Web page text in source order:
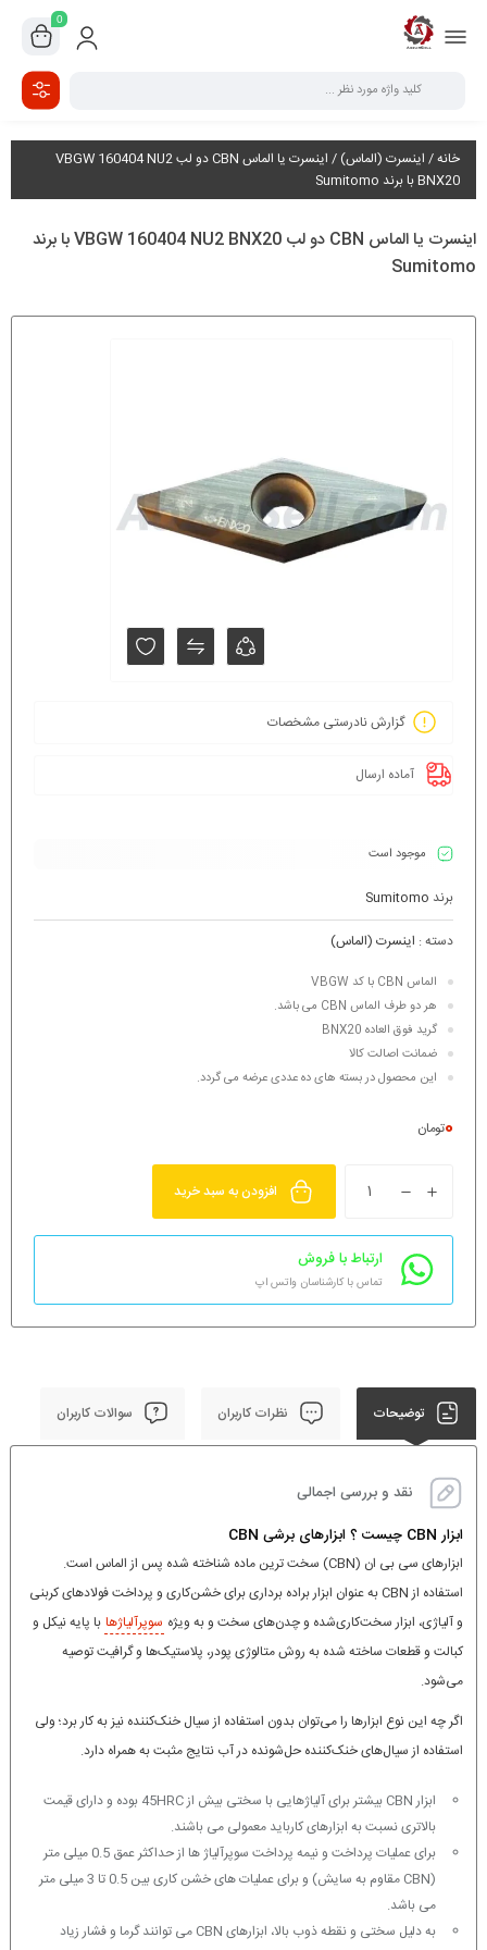
0
خانه/ اینسرت (الماس)
/ اینسرت یا الماس CBN دو لب VBGW 160404 NU2
BNX20 با برند Sumitomo
اینسرت یا الماس CBN دو لب VBGW 160404 NU2 BNX20 با برند
Sumitomo
گزارش نادرستی مشخصات
آماده ارسال
موجود است
برند Sumitomo
دسته : اینسرت (الماس)
الماس CBN با کد VBGW
هر دو طرف الماس CBN می باشد.
گرید فوق العاده BNX20
ضمانت اصالت کالا
این محصول در بسته های ده عددی عرضه می گردد.
0تومان
افزودن به سبد خرید
ارتباط با فروش
تماس با کارشناسان واتس اپ
توضیحات نظرات کاربران سوالات کاربران
نقد و بررسی اجمالی
ابزار CBN چیست ؟ ابزارهای برشی CBN
ابزارهای سی بی ان (CBN) سخت ترین ماده شناخته شده پس از الماس است.
استفاده از CBN به عنوان ابزار براده برداری برای خشن‌کاری و پرداخت فولادهای کربنی
و آلیاژی، ابزار سخت‌کاری‌شده و چدن‌های سخت و به ویژه سوپرآلیاژها با پایه نیکل و
کبالت و قطعات ساخته شده به روش متالوژی پودر، پلاستیک‌ها و گرافیت توصیه
می‌شود.
اگر چه این نوع ابزارها را می‌توان بدون استفاده از سیال خنک‌کننده نیز به کار برد؛ ولی
استفاده از سیال‌های خنک‌کننده حل‌شونده در آب نتایج مثبت به همراه دارد.
ابزار CBN بیشتر برای آلیاژهایی با سختی بیش از 45HRC بوده و دارای قیمت
بالاتری نسبت به ابزارهای کارباید معمولی می باشند.
برای عملیات پرداخت و نیمه پرداخت سوپرآلیاژ ها از حداکثر عمق 0.5 میلی متر
(CBN مقاوم به سایش) و برای عملیات های خشن کاری بین 0.5 تا 3 میلی متر
می باشد.
به دلیل سختی و نقطه ذوب بالا، ابزارهای CBN می توانند گرما و فشار زیاد